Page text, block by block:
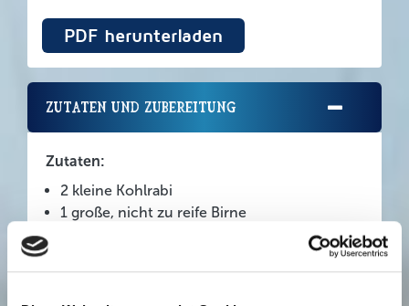
PDF herunterladen
Zutaten und Zubereitung
Zutaten:
2 kleine Kohlrabi
1 große, nicht zu reife Birne
6 EL Olivenöl